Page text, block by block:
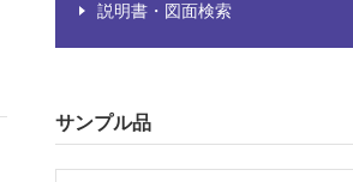
説明書・図面検索
サンプル品